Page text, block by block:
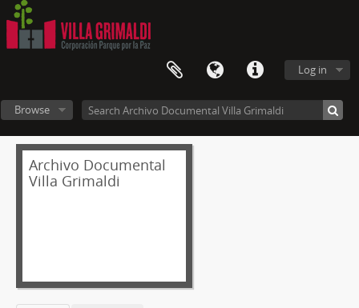
Log in
Browse
Archivo Documental
Villa Grimaldi